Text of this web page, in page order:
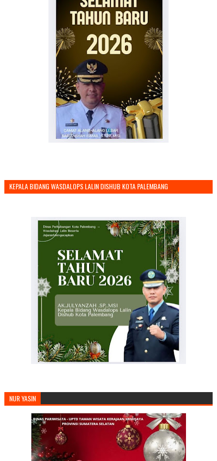
KEPALA BIDANG WASDALOPS LALIN DISHUB KOTA PALEMBANG
NUR YASIN